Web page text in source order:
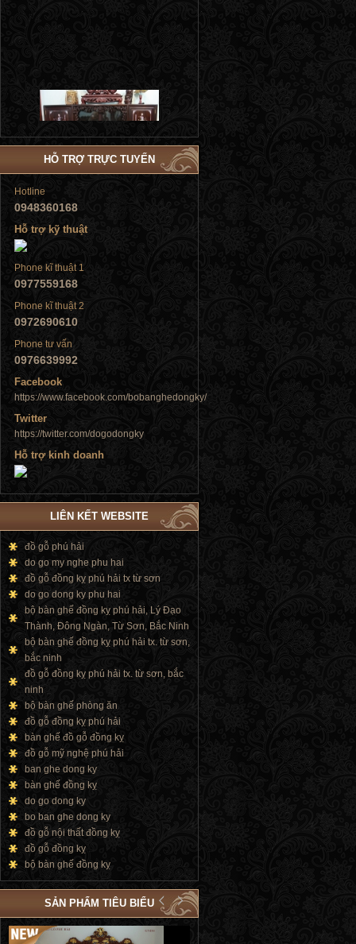
Tủ đứng
Tủ đứng
HỖ TRỢ TRỰC TUYẾN
Hotline
0948360168
Hỗ trợ kỹ thuật
Phone kĩ thuật 1
0977559168
Phone kĩ thuật 2
0972690610
Phone tư vấn
0976639992
Facebook
https://www.facebook.com/bobanghedongky/
Twitter
https://twitter.com/dogodongky
Hỗ trợ kinh doanh
LIÊN KẾT WEBSITE
đồ gỗ phú hải
do go my nghe phu hai
đồ gỗ đồng kỵ phú hải tx từ sơn
do go dong ky phu hai
bộ bàn ghế đồng kỵ phú hải, Lý Đạo
Thành, Đông Ngàn, Từ Sơn, Bắc Ninh
bộ bàn ghế đồng kỵ phú hải tx. từ sơn,
bắc ninh
đồ gỗ đồng kỵ phú hải tx. từ sơn, bắc
ninh
bộ bàn ghế phòng ăn
đồ gỗ đồng kỵ phú hải
bàn ghế đồ gỗ đồng kỵ
đồ gỗ mỹ nghệ phú hải
ban ghe dong ky
bàn ghế đồng kỵ
do go dong ky
bo ban ghe dong ky
đồ gỗ nội thất đồng kỵ
đồ gỗ đồng kỵ
bộ bàn ghế đồng kỵ
SẢN PHẨM TIÊU BIỂU